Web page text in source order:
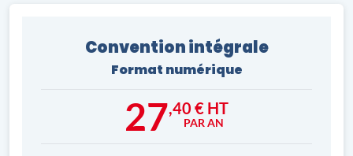
Convention intégrale
Format numérique
27,40 € HT
PAR AN